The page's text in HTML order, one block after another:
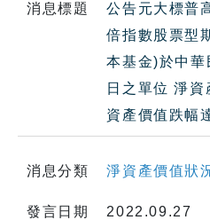
消息標題
公告元大標普
倍指數股票型
本基金)於中
日之單位 淨
資產價值跌幅
消息分類 淨資產價值狀
發言日期 2022.09.27